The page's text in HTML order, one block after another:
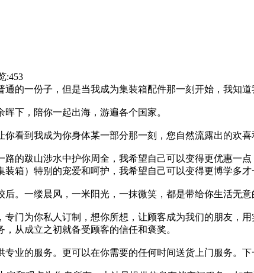
:453
的一份子，但是当我成为集装箱配件那一刻开始，我知
下，陪你一起出海，游遍各个国家。
看到我成为你身体某一部分那一刻，您自然流露出的欢
的跋山涉水中护你周全，我希望自己可以变得更优惠一
箱）特别的宠爱和呵护，我希望自己可以变得更博学多
。一缕晨风，一米阳光，一抹微笑，都是带给你生活无意
门为你私人订制，想你所想，让顾客成为我们的朋友，
从成立之初就备受顾客的信任和褒奖。
业的服务。更可以在你需要的任何时间送货上门服务。